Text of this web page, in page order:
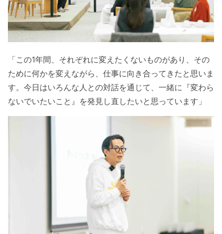
「この1年間、それぞれに変えたくないものがあり、その
ために何かを変えながら、仕事に向き合ってきたと思いま
す。今日はいろんな人との対話を通じて、一緒に『変わら
ないでいたいこと』を発見し直したいと思っています」